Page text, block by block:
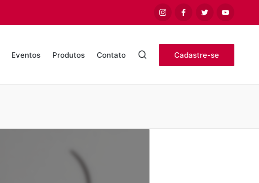
InstagramFacebookTwitterYoutube
Eventos Produtos Contato Cadastre-se